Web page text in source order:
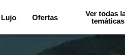
Lujo Ofertas
Ver todas
temáticas